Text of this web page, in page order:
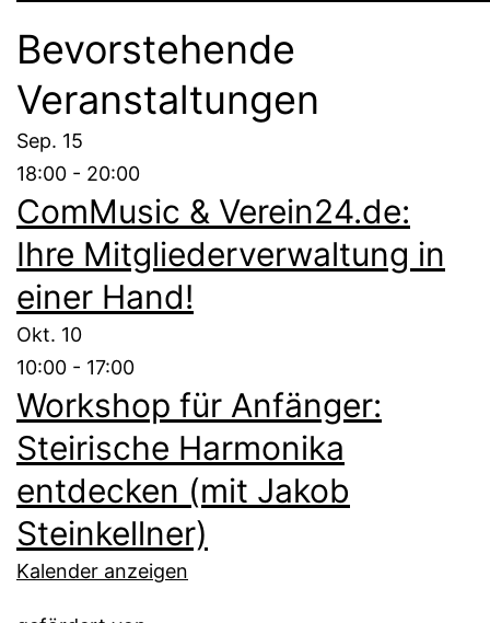
Bevorstehende
Veranstaltungen
Sep. 15
18:00 - 20:00
ComMusic & Verein24.de:
Ihre Mitgliederverwaltung in
einer Hand!
Okt. 10
10:00 - 17:00
Workshop für Anfänger:
Steirische Harmonika
entdecken (mit Jakob
Steinkellner)
Kalender anzeigen